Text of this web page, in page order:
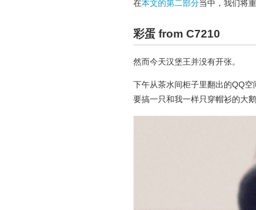
在本文的第二部分当中，我们将
彩蛋 from C7210
然而今天汉堡王并没有开张。
下午从茶水间柜子里翻出的QQ
要搞一只和我一样只穿帽衫的大